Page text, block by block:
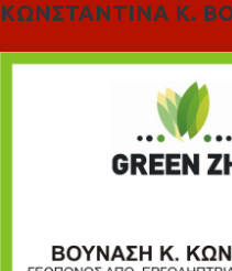
ΚΩΝΣΤΑΝΤΙΝΑ Κ.